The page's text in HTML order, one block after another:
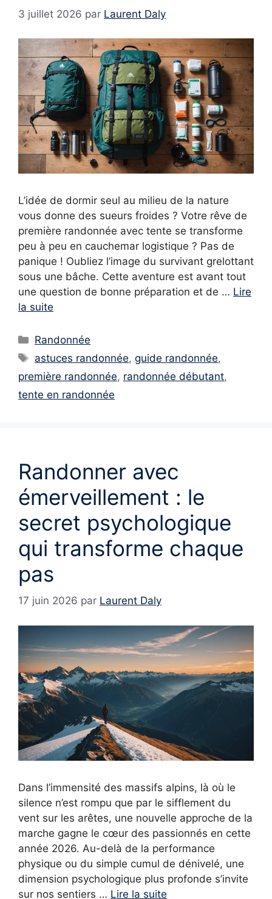
3 juillet 2026 par Laurent Daly
L’idée de dormir seul au milieu de la nature
vous donne des sueurs froides ? Votre rêve de
première randonnée avec tente se transforme
peu à peu en cauchemar logistique ? Pas de
panique ! Oubliez l’image du survivant grelottant
sous une bâche. Cette aventure est avant tout
une question de bonne préparation et de … Lire
la suite
Catégories
Randonnée
Étiquettes
astuces randonnée,guide randonnée,
première randonnée, randonnée débutant,
tente en randonnée
Randonner avec
émerveillement : le
secret psychologique
qui transforme chaque
pas
17 juin 2026 par Laurent Daly
Dans l’immensité des massifs alpins, là où le
silence n’est rompu que par le sifflement du
vent sur les arêtes, une nouvelle approche de la
marche gagne le cœur des passionnés en cette
année 2026. Au-delà de la performance
physique ou du simple cumul de dénivelé, une
dimension psychologique plus profonde s’invite
sur nos sentiers … Lire la suite